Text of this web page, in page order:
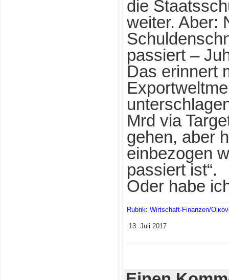
die
weiter. Aber:
passiert –
Das erinnert
Mrd via
gehen, aber
einbezogen
passiert ist“.
Oder habe
Rubrik: Wirtschaft-Finanzen/
13. Juli 2017